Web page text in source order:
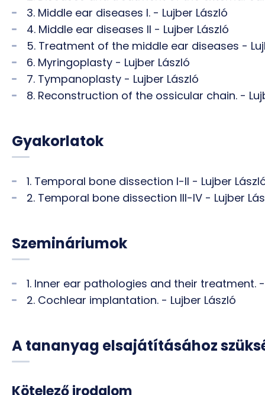
3. Middle ear diseases I. - Lujber László
4. Middle ear diseases II - Lujber László
5. Treatment of the middle ear diseases -
6. Myringoplasty - Lujber László
7. Tympanoplasty - Lujber László
8. Reconstruction of the ossicular chain. -
Gyakorlatok
1. Temporal bone dissection I-II - Lujber
2. Temporal bone dissection III-IV - Lujber
Szemináriumok
1. Inner ear pathologies and their treatment.
2. Cochlear implantation. - Lujber László
A tananyag elsajátításához
Kötelező irodalom